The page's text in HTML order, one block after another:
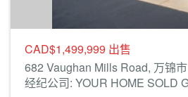
CAD$1,499,999 出售
682 Vaughan Mills Road, 万锦市